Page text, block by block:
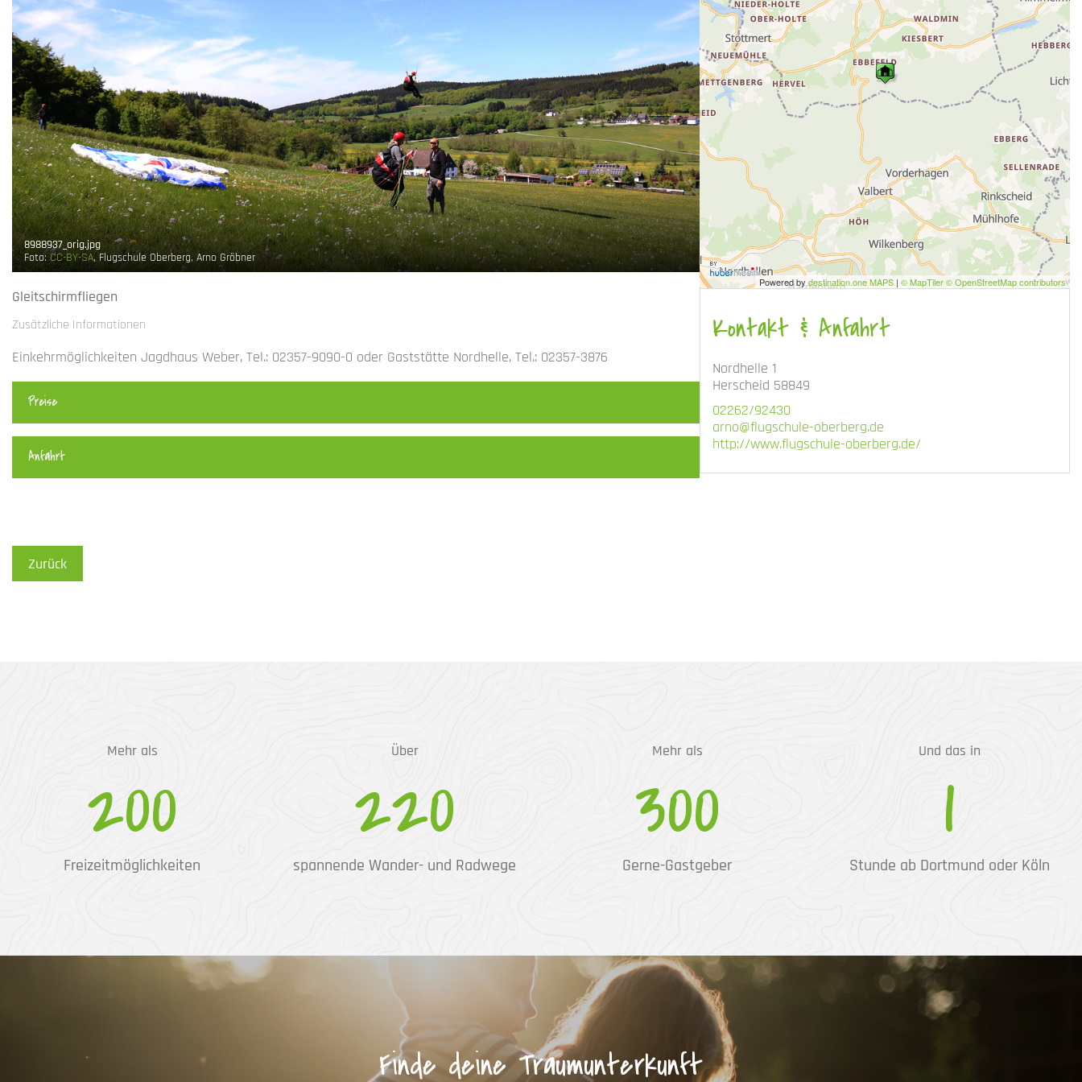
8988937_orig.jpg
Foto:CC-BY-SA, Flugschule Oberberg, Arno Gröbner
Gleitschirmfliegen
Zusätzliche Informationen
Einkehrmöglichkeiten Jagdhaus Weber, Tel.: 02357-9090-0 oder Gaststätte Nordhelle, Tel.: 02357-3876
Preise
Anfahrt
Powered bydestination.one MAPS| © MapTiler © OpenStreetMap contributors
Kontakt & Anfahrt
Nordhelle 1
Herscheid 58849
02262/92430
arno@flugschule-oberberg.de
http://www.flugschule-oberberg.de/
Zurück
Mehr als
200
Freizeitmöglichkeiten
Über
220
spannende Wander- und Radwege
Mehr als
300
Gerne-Gastgeber
Und das in
1
Stunde ab Dortmund oder Köln
Finde deine Traumunterkunft